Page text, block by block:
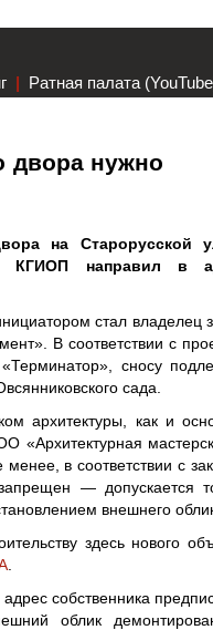
| Ратная палата
двора нужно
на Старорусской
КГИОП направил в
стал владелец
В соответствии с
сносу
сада.
архитектуры, как и
«Архитектурная
в соответствии с
— допускается
внешнего
здесь нового
собственника
облик